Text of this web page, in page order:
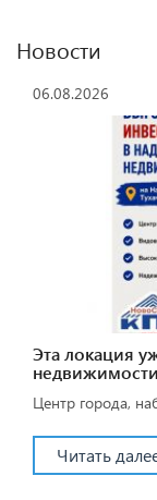
Новости
06.08.2026
Эта локация
Центр города,
Читать